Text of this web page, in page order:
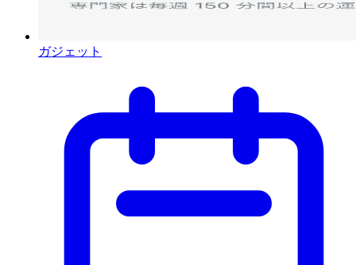
ガジェット